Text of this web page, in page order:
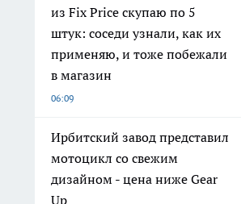
из Fix Price скупаю по 5
штук: соседи узнали, как их
применяю, и тоже побежали
в магазин
06:09
Ирбитский завод представил
мотоцикл со свежим
дизайном - цена ниже Gear
Up